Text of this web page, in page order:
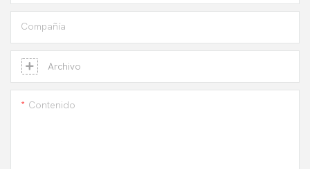
Compañía
Archivo
Contenido